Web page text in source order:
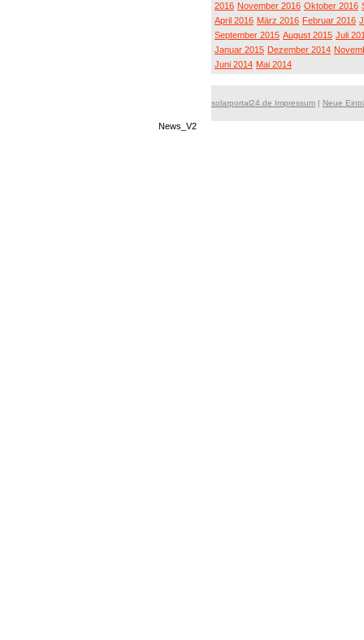
2016 November 2016 Oktober 2016
April 2016 März 2016 Februar 2016
September 2015 August 2015 Juli
Januar 2015 Dezember 2014
Juni 2014 Mai 2014
solarportal24.de Impressum | Neue
News_V2